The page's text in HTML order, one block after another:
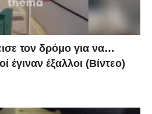
τον δρόμο για να…
έγιναν έξαλλοι (Βίντεο)